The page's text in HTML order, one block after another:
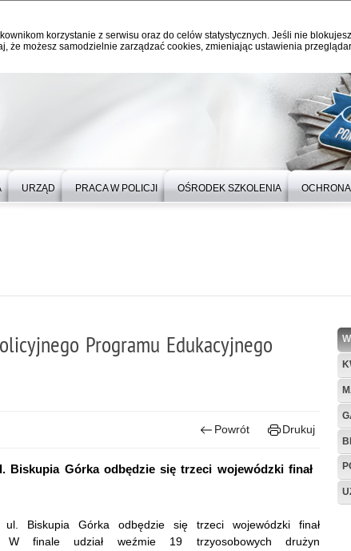
korzystanie z serwisu oraz do celów statystycznych. Jeśli nie
że możesz samodzielnie zarządzać cookies, zmieniając ustawienia
URZĄD PRACA W POLICJI OŚRODEK SZKOLENIA
Programu Edukacyjnego
Powrót Drukuj
Biskupia Górka odbędzie się trzeci wojewódzki finał
Biskupia Górka odbędzie się trzeci wojewódzki finał
W finale udział weźmie 19 trzyosobowych drużyn